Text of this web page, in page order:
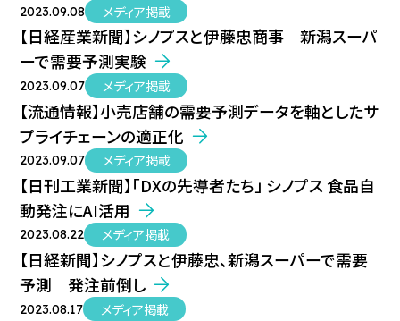
2023.09.08 メディア掲載
【日経産業新聞】シノプスと伊藤忠商事 新潟スーパ
ーで需要予測実験
2023.09.07 メディア掲載
【流通情報】小売店舗の需要予測データを軸としたサ
プライチェーンの適正化
2023.09.07 メディア掲載
【日刊工業新聞】「DXの先導者たち」 シノプス 食品自
動発注にAI活用
2023.08.22 メディア掲載
【日経新聞】シノプスと伊藤忠、新潟スーパーで需要
予測 発注前倒し
2023.08.17 メディア掲載